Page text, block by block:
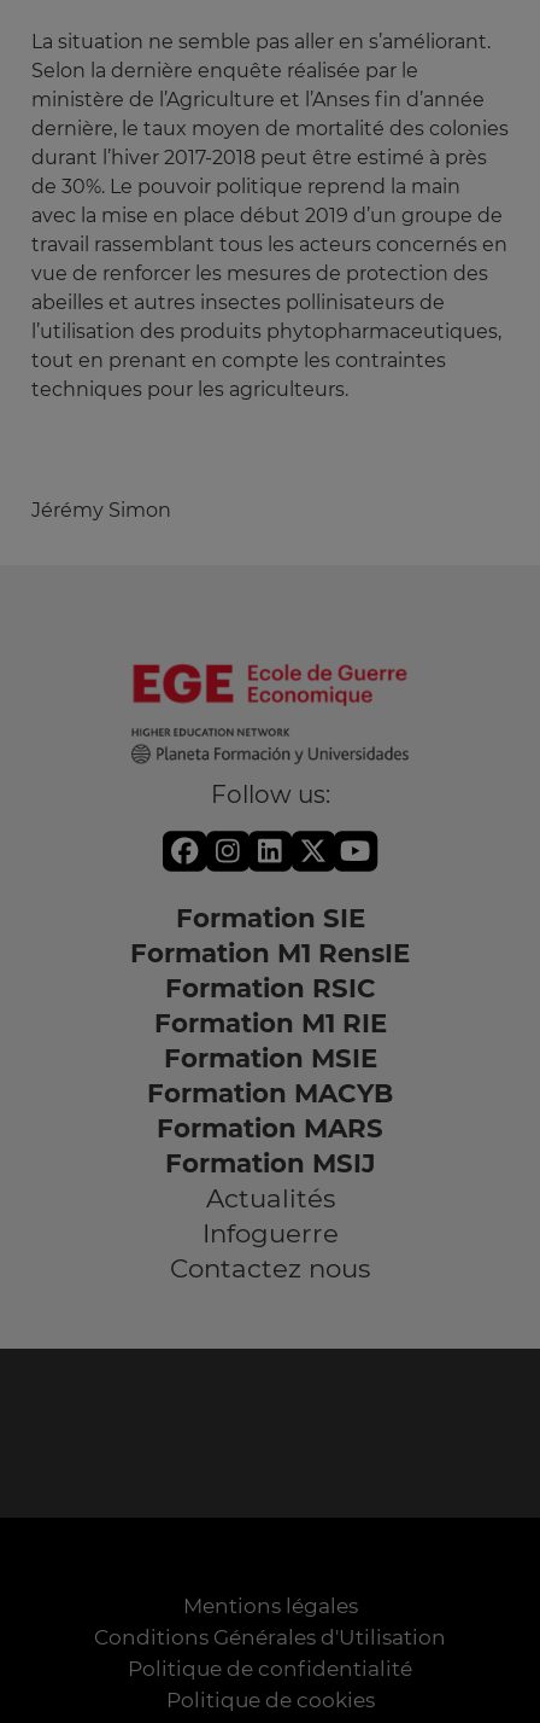
La situation ne semble pas aller en s’améliorant.
Selon la dernière enquête réalisée par le
ministère de l’Agriculture et l’Anses fin d’année
dernière, le taux moyen de mortalité des colonies
durant l’hiver 2017-2018 peut être estimé à près
de 30%. Le pouvoir politique reprend la main
avec la mise en place début 2019 d’un groupe de
travail rassemblant tous les acteurs concernés en
vue de renforcer les mesures de protection des
abeilles et autres insectes pollinisateurs de
l’utilisation des produits phytopharmaceutiques,
tout en prenant en compte les contraintes
techniques pour les agriculteurs.
Jérémy Simon
Follow us:
Formation SIE
Formation M1 RensIE
Formation RSIC
Formation M1 RIE
Formation MSIE
Formation MACYB
Formation MARS
Formation MSIJ
Actualités
Infoguerre
Contactez nous
Mentions légales
Conditions Générales d'Utilisation
Politique de confidentialité
Politique de cookies